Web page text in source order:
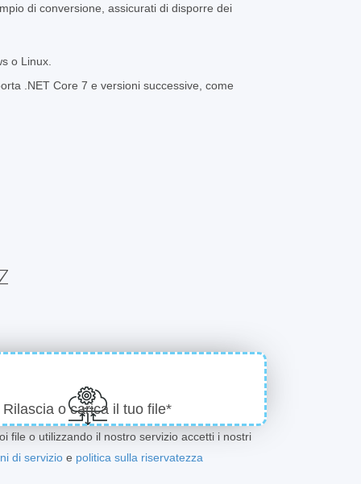
di conversione, assicurati di disporre dei
o Linux.
.NET Core 7 e versioni successive, come
Rilascia o carica il tuo file*
file o utilizzando il nostro servizio accetti i nostri
di servizio e politica sulla riservatezza